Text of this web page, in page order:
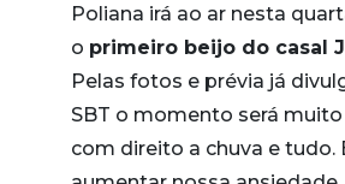
Poliana irá ao ar nesta
o primeiro beijo do casal
Pelas fotos e prévia já
SBT o momento será
com direito a chuva e tudo.